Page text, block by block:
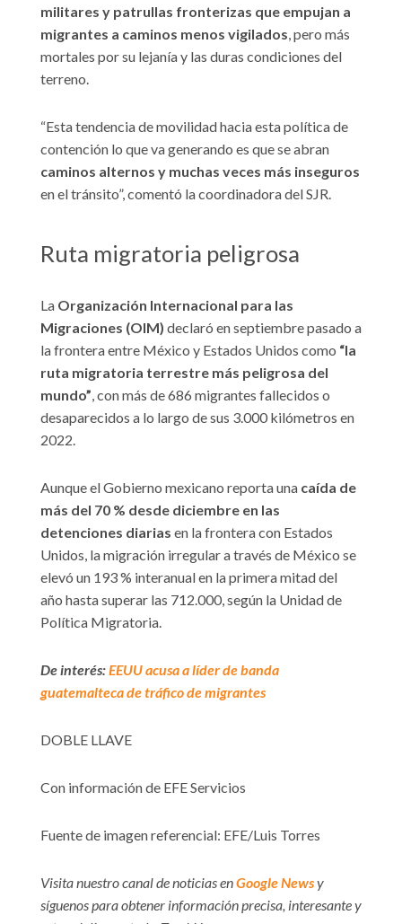
militares y patrullas fronterizas que empujan a
migrantes a caminos menos vigilados, pero más
mortales por su lejanía y las duras condiciones del
terreno.
“Esta tendencia de movilidad hacia esta política de
contención lo que va generando es que se abran
caminos alternos y muchas veces más inseguros
en el tránsito”, comentó la coordinadora del SJR.
Ruta migratoria peligrosa
La Organización Internacional para las
Migraciones (OIM) declaró en septiembre pasado a
la frontera entre México y Estados Unidos como “la
ruta migratoria terrestre más peligrosa del
mundo”, con más de 686 migrantes fallecidos o
desaparecidos a lo largo de sus 3.000 kilómetros en
2022.
Aunque el Gobierno mexicano reporta una caída de
más del 70 % desde diciembre en las
detenciones diarias en la frontera con Estados
Unidos, la migración irregular a través de México se
elevó un 193 % interanual en la primera mitad del
año hasta superar las 712.000, según la Unidad de
Política Migratoria.
De interés:EEUU acusa a líder de banda
guatemalteca de tráfico de migrantes
DOBLE LLAVE
Con información de EFE Servicios
Fuente de imagen referencial: EFE/Luis Torres
Visita nuestro canal de noticias enGoogle Newsy
síguenos para obtener información precisa, interesante y